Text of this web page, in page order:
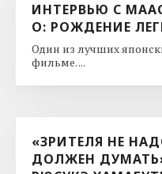
ИНТЕРВЬЮ С
О: РОЖДЕНИЕ
Один из лучших
фильме. ...
«ЗРИТЕЛЯ НЕ
ДОЛЖЕН